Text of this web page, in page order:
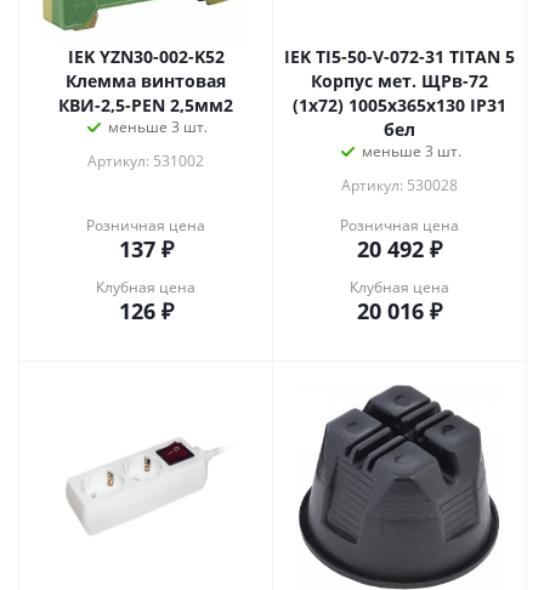
IEK YZN30-002-K52
Клемма винтовая
КВИ-2,5-PEN 2,5мм2
меньше 3 шт.
Артикул: 531002
Розничная цена
137₽
Клубная цена
126₽
IEK TI5-50-V-072-31 TITAN 5
Корпус мет. ЩРв-72
(1х72) 1005х365х130 IP31
бел
меньше 3 шт.
Артикул: 530028
Розничная цена
20 492 ₽
Клубная цена
20 016 ₽